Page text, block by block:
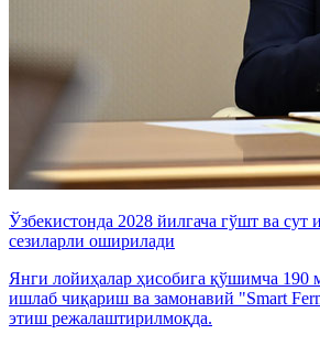
Ўзбекистонда 2028 йилгача гўшт ва
сезиларли оширилади
Янги лойиҳалар ҳисобига қўшимча 190
ишлаб чиқариш ва замонавий "Smart
этиш режалаштирилмоқда.